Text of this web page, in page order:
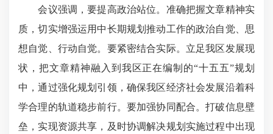
会议强调，要提高政治站位。准确把握文章精神实
质，切实增强运用中长期规划推动工作的政治自觉、思
想自觉、行动自觉。要紧密结合实际。立足我区发展现
状，把文章精神融入到我区正在编制的“十五五”规划
中，通过强化规划引领，确保我区经济社会发展沿着科
学合理的轨道稳步前行。要加强协同配合。打破信息壁
垒，实现资源共享，及时协调解决规划实施过程中出现